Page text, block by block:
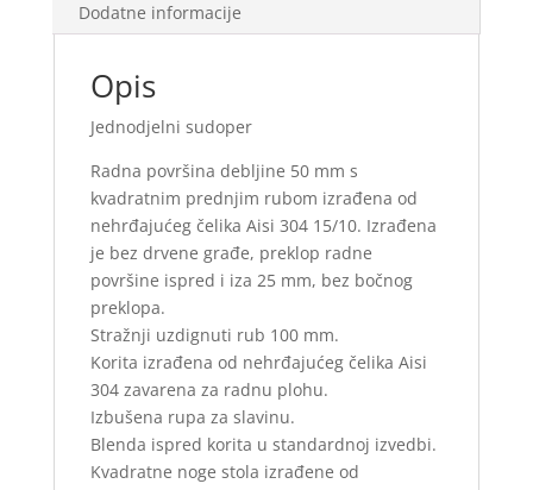
Dodatne informacije
Opis
Jednodjelni sudoper
Radna površina debljine 50 mm s
kvadratnim prednjim rubom izrađena od
nehrđajućeg čelika Aisi 304 15/10. Izrađena
je bez drvene građe, preklop radne
površine ispred i iza 25 mm, bez bočnog
preklopa.
Stražnji uzdignuti rub 100 mm.
Korita izrađena od nehrđajućeg čelika Aisi
304 zavarena za radnu plohu.
Izbušena rupa za slavinu.
Blenda ispred korita u standardnoj izvedbi.
Kvadratne noge stola izrađene od